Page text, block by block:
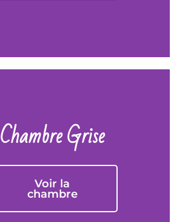
Chambre Grise
Voir la
chambre